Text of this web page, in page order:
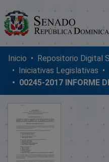
Comunidades
Glosario
Nosotros
Inicio
Iniciativas Legislativas